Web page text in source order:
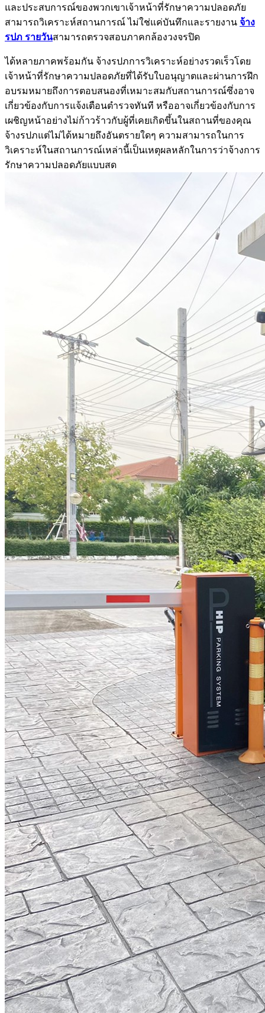
และประสบการณ์ของพวกเขาเจ้าหน้าที่รักษาความปลอดภัย
สามารถวิเคราะห์สถานการณ์ ไม่ใช่แค่บันทึกและรายงาน จ้าง
รปภ รายวันสามารถตรวจสอบภาคกล้องวงจรปิด
ได้หลายภาคพร้อมกัน จ้างรปภการวิเคราะห์อย่างรวดเร็วโดย
เจ้าหน้าที่รักษาความปลอดภัยที่ได้รับใบอนุญาตและผ่านการฝึก
อบรมหมายถึงการตอบสนองที่เหมาะสมกับสถานการณ์ซึ่งอาจ
เกี่ยวข้องกับการแจ้งเตือนตำรวจทันที หรืออาจเกี่ยวข้องกับการ
เผชิญหน้าอย่างไม่ก้าวร้าวกับผู้ที่เคยเกิดขึ้นในสถานที่ของคุณ
จ้างรปภแต่ไม่ได้หมายถึงอันตรายใดๆ ความสามารถในการ
วิเคราะห์ในสถานการณ์เหล่านี้เป็นเหตุผลหลักในการว่าจ้างการ
รักษาความปลอดภัยแบบสด